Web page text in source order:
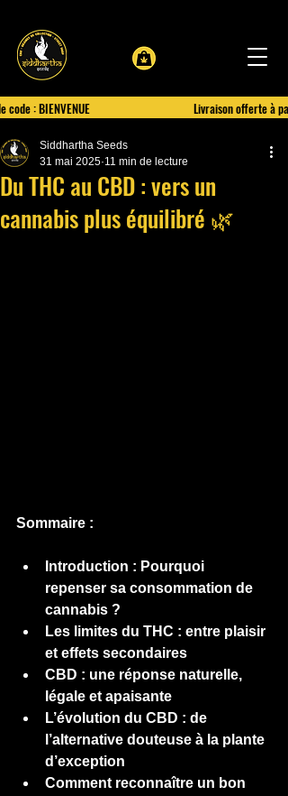
: BIENVENUE Livraison offerte à
Du THC au CBD : vers un
cannabis plus équilibré 🌿
Siddhartha Seeds
31 mai 2025 11 min de lecture
Sommaire :
Introduction : Pourquoi
repenser sa consommation de
cannabis ?
Les limites du THC : entre plaisir
et effets secondaires
CBD : une réponse naturelle,
légale et apaisante
L’évolution du CBD : de
l’alternative douteuse à la plante
d’exception
Comment reconnaître un bon